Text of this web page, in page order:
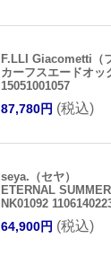
F.LLI Giacometti（
カーフスエードオッ
15051001057
87,780円 (税込)
seya.（セヤ）
ETERNAL
NK01092
64,900円 (税込)